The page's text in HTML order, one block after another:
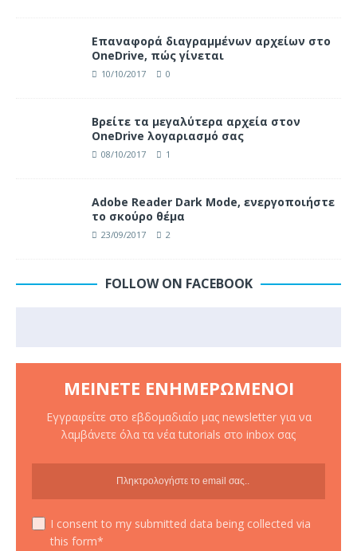
Επαναφορά διαγραμμένων αρχείων στο
OneDrive, πώς γίνεται
10/10/2017 0
Βρείτε τα μεγαλύτερα αρχεία στον
OneDrive λογαριασμό σας
08/10/2017 1
Adobe Reader Dark Mode, ενεργοποιήστε
το σκούρο θέμα
23/09/2017 2
FOLLOW ON FACEBOOK
ΜΕΊΝΕΤΕ ΕΝΗΜΕΡΩΜΈΝΟΙ
Εγγραφείτε στο εβδομαδιαίο μας newsletter για να
λαμβάνετε όλα τα νέα tutorials στο inbox σας
I consent to my submitted data being collected via
this form*